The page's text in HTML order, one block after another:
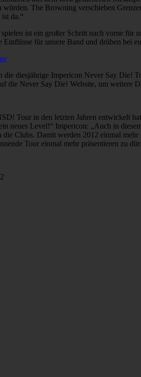
The Browning verschieben
da.“
ist ein großer Schritt nach vorne für
für unsere Band und drüben bei
diesjährige Impericon Never Say Die!
die Never Say Die! Website, um weitere
Tour in den letzten Jahren entwickelt
neues Level!“ Impericon: „Auch in
Clubs. Damit werden 2012 einmal
Tour einmal mehr präsentieren zu